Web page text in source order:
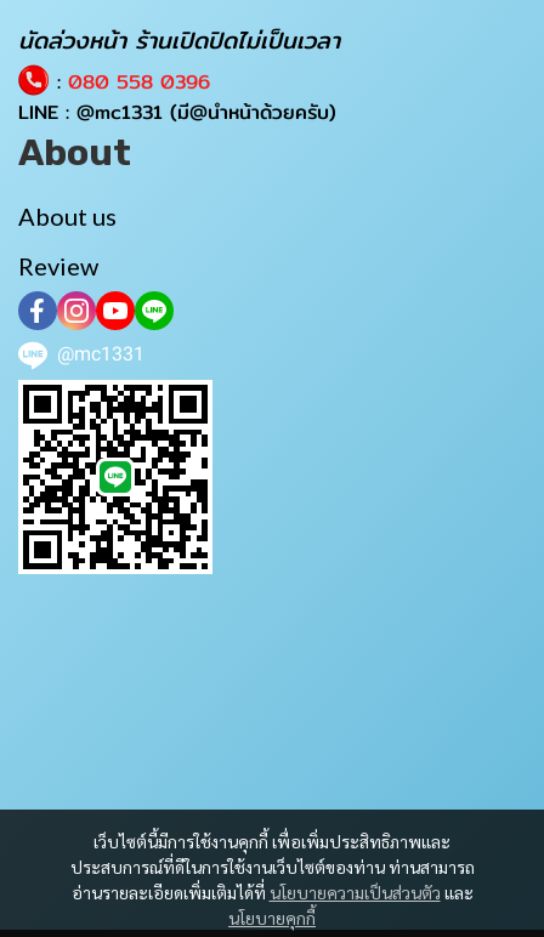
เว็บไซต์นี้มีการใช้งานคุกกี้ เพื่อเพิ่มประสิทธิภาพและ
ประสบการณ์ที่ดีในการใช้งานเว็บไซต์ของท่าน ท่านสามารถ
อ่านรายละเอียดเพิ่มเติมได้ที่ นโยบายความเป็นส่วนตัว และ
นโยบายคุกกี้
นัดล่วงหน้า ร้านเปิดปิดไม่เป็นเวลา
: 080 558 0396
LINE : @mc1331 (มี@นำหน้าด้วยครับ)
About
About us
Review
@mc1331